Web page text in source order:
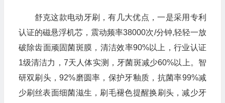
舒克这款电动牙刷，有几大优点，一是采用专利
认证的磁悬浮机芯，震动频率38000次/分钟,轻轻一放
破除齿面顽固菌斑膜，清洁效率90%以上，行业认证
1级清洁力，7天人体实测，牙菌斑减少60%以上。智
研双刷头，92%磨圆率，保护牙釉质，抗菌率99%减
少刷丝表面细菌滋生，刷毛褪色提醒换刷头，减少牙